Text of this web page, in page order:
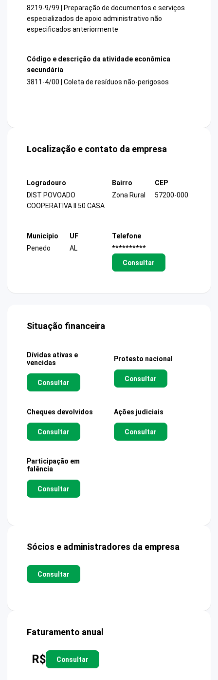
8219-9/99 | Preparação de documentos e serviços
especializados de apoio administrativo não
especificados anteriormente
Código e descrição da atividade econômica
secundária
3811-4/00 | Coleta de resíduos não-perigosos
Localização e contato da empresa
Logradouro
DIST POVOADO
COOPERATIVA II 50 CASA
Bairro
Zona Rural
CEP
57200-000
Município
Penedo
UF
AL
Telefone
**********
Consultar
Situação financeira
Dívidas ativas e
vencidas
Consultar
Protesto nacional
Consultar
Cheques devolvidos
Consultar
Ações judiciais
Consultar
Participação em
falência
Consultar
Sócios e administradores da empresa
Consultar
Faturamento anual
R$ Consultar